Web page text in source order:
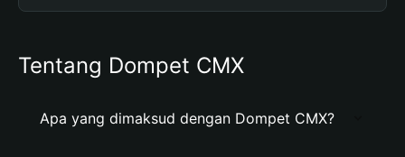
Tentang Dompet CMX
Apa yang dimaksud dengan Dompet CMX?